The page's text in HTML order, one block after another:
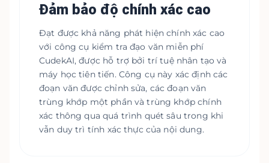
Đảm bảo độ chính xác cao
Đạt được khả năng phát hiện chính xác cao
với công cụ kiểm tra đạo văn miễn phí
CudekAI, được hỗ trợ bởi trí tuệ nhân tạo và
máy học tiên tiến. Công cụ này xác định các
đoạn văn được chỉnh sửa, các đoạn văn
trùng khớp một phần và trùng khớp chính
xác thông qua quá trình quét sâu trong khi
vẫn duy trì tính xác thực của nội dung.